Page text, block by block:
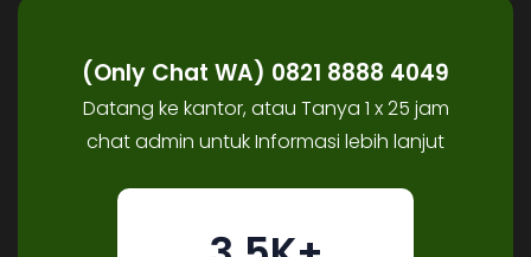
(Only Chat WA) 0821 8888 4049
Datang ke kantor, atau Tanya 1 x 25 jam
chat admin untuk Informasi lebih lanjut